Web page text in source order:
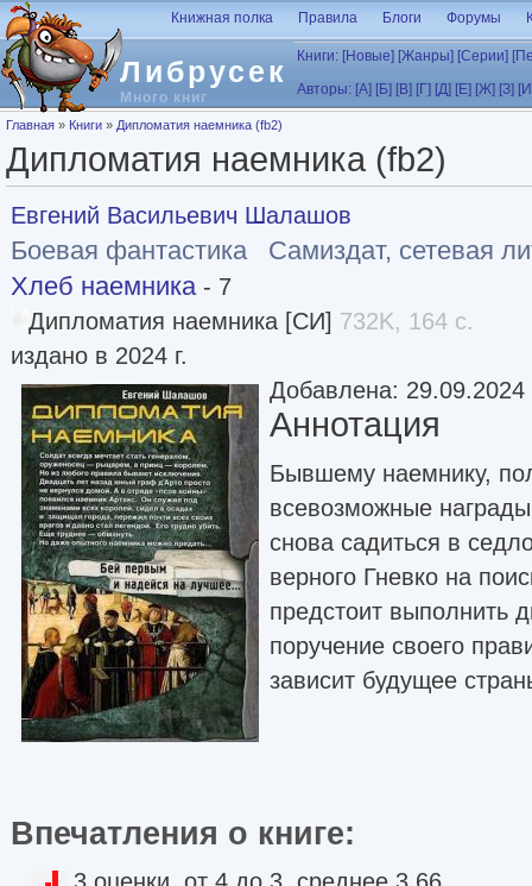
Перейти к основному содержанию
Либрусек
Много книг
Книжная полка Правила Блоги Форумы
Книги: [Новые] [Жанры] [Серии]
Авторы: [А] [Б] [В] [Г] [Д] [Е] [Ж] [З]
Вы здесь
Главная » Книги » Дипломатия наемника (fb2)
Дипломатия наемника (fb2)
Евгений Васильевич Шалашов
Боевая фантастика
Самиздат, сетевая
Хлеб наемника - 7
Дипломатия наемника [СИ] 732K, 164 с.
издано в 2024 г.
Добавлена: 29.09.2024
Аннотация
Бывшему наемнику,
всевозможные
снова садиться в
верного Гневко на
предстоит выполнить
поручение своего
зависит будущее
Впечатления о книге: